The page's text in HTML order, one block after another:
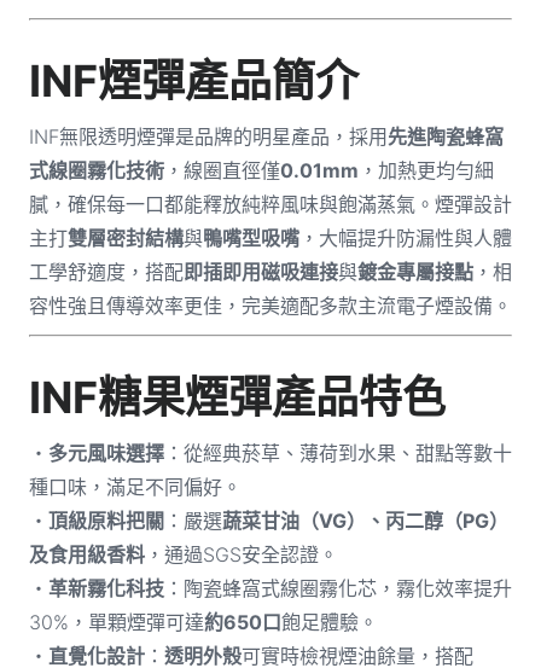
INF煙彈產品簡介
INF無限透明煙彈是品牌的明星產品，採用 先進陶瓷蜂窩
式線圈霧化技術，線圈直徑僅0.01mm ，加熱更均勻細
膩，確保每一口都能釋放純粹風味與飽滿蒸氣。煙彈設計
主打雙層密封結構與鴨嘴型吸嘴，大幅提升防漏性與人體
工學舒適度，搭配即插即用磁吸連接與鍍金專屬接點，相
容性強且傳導效率更佳，完美適配多款主流電子煙設備。
INF糖果煙彈產品特色
・ 多元風味選擇：從經典菸草、薄荷到水果、甜點等數十
種口味，滿足不同偏好。
・ 頂級原料把關 ：嚴選蔬菜甘油（VG）、丙二醇（PG）
及食用級香料，通過SGS安全認證。
・ 革新霧化科技：陶瓷蜂窩式線圈霧化芯，霧化效率提升
30%，單顆煙彈可達約650口飽足體驗。
・ 直覺化設計： 透明外殼可實時檢視煙油餘量，搭配